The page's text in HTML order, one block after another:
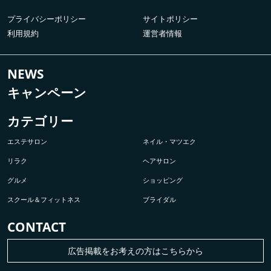
プライバシーポリシー
サイトポリシー
利用規約
運営者情報
NEWS
キャンペーン
カテゴリー
エステサロン ネイル・マツエク
リラク ヘアサロン
グルメ ショッピング
スクール＆フィットネス ブライダル
CONTACT
広告掲載をお考えの方はこちらから